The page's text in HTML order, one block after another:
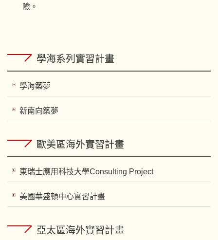
險。
學海系列實習計畫
學海築夢
新南向築夢
歐美區海外實習計畫
東瑞士應用科技大學Consulting Project
美國華盛頓中心實習計畫
亞太區海外實習計畫